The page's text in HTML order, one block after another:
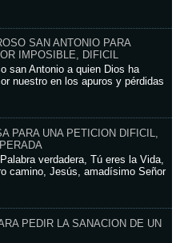
SAN ANTONIO PARA
IMPOSIBLE, DIFICIL
san Antonio a quien Dios ha
nuestro en los apuros y pérdidas
PARA UNA PETICION DIFICIL,
verdadera, Tú eres la Vida,
camino, Jesús, amadísimo Señor
PEDIR LA SANACION DE UN